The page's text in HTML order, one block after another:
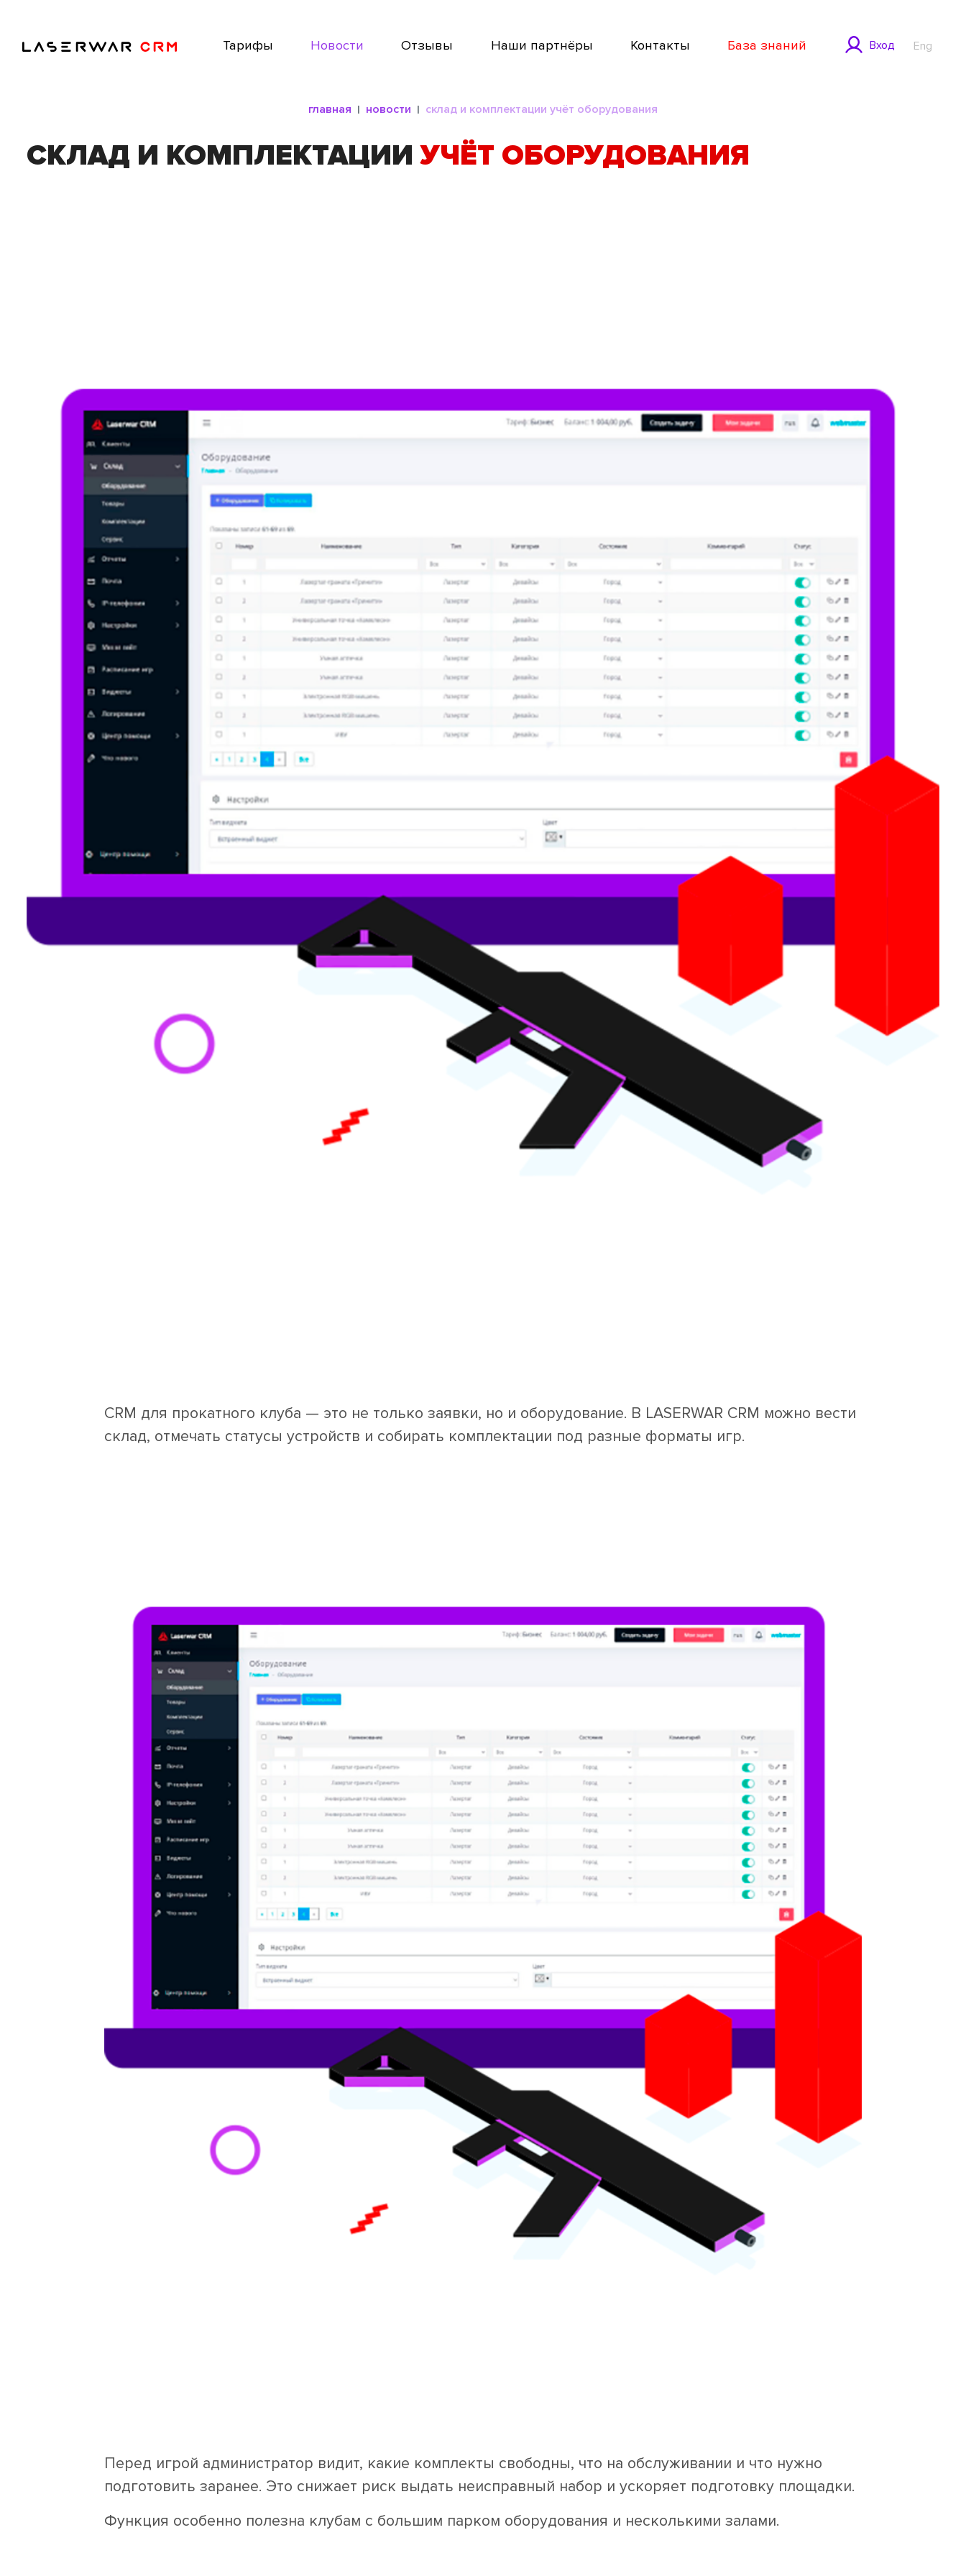
Вход Eng
Тарифы Новости Отзывы Наши партнёры Контакты База знаний
главная новости склад и комплектации учёт оборудования
СКЛАД И КОМПЛЕКТАЦИИУЧЁТ ОБОРУДОВАНИЯ
CRM для прокатного клуба — это не только заявки, но и оборудование. В LASERWAR CRM можно вести
склад, отмечать статусы устройств и собирать комплектации под разные форматы игр.
Перед игрой администратор видит, какие комплекты свободны, что на обслуживании и что нужно
подготовить заранее. Это снижает риск выдать неисправный набор и ускоряет подготовку площадки.
Функция особенно полезна клубам с большим парком оборудования и несколькими залами.